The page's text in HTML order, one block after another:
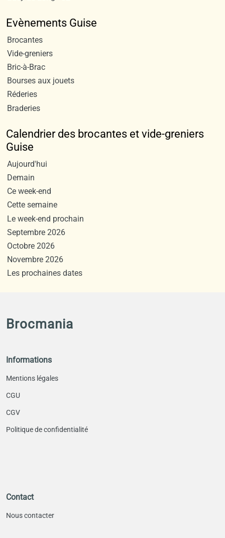
Evènements Guise
Brocantes
Vide-greniers
Bric-à-Brac
Bourses aux jouets
Réderies
Braderies
Calendrier des brocantes et vide-greniers
Guise
Aujourd'hui
Demain
Ce week-end
Cette semaine
Le week-end prochain
Septembre 2026
Octobre 2026
Novembre 2026
Les prochaines dates
Brocmania
Informations
Mentions légales
CGU
CGV
Politique de confidentialité
Contact
Nous contacter